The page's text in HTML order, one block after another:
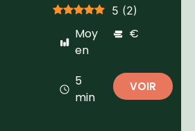
5 (2)
Moy
en
€
5
min
VOIR